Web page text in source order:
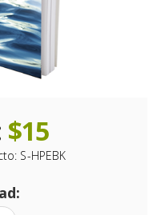
$15
S-HPEBK